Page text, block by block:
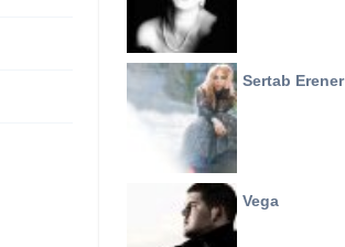
Sertab Erener
Vega